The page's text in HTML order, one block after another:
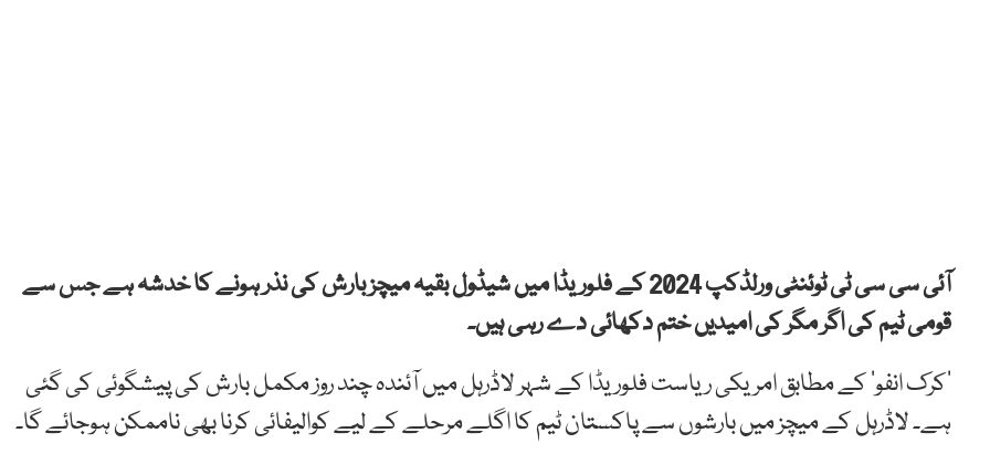
آئی سی سی ٹی ٹوئنٹی ورلڈکپ 2024 کے فلوریڈا میں شیڈول بقیہ میچز بارش کی نذر ہونے کا خدشہ ہے جس سے
قومی ٹیم کی اگر مگر کی امیدیں ختم دکھائی دے رہی ہیں۔
‘کرک انفو’ کے مطابق امریکی ریاست فلوریڈا کے شہر لاڈرہل میں آئندہ چند روز مکمل بارش کی پیشگوئی کی گئی
ہے۔ لاڈرہل کے میچز میں بارشوں سے پاکستان ٹیم کا اگلے مرحلے کے لیے کوالیفائی کرنا بھی ناممکن ہوجائے گا۔